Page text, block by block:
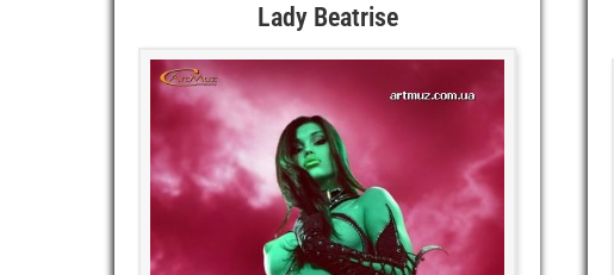
Lady Beatrise